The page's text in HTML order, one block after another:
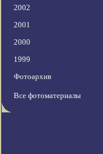
2002
2001
2000
1999
Фотоархив
Все фотоматериалы